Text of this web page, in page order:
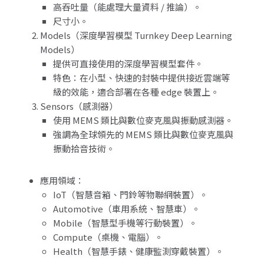
高吞吐量（能處理大量資料 / 推論）。
尺寸小。
Models（深度學習模型 Turnkey Deep Learning
Models）
提供可直接使用的深度學習模型套件。
特色：在小型、快速的封裝中提供接近雲端等
級的效能，適合部署在各種 edge 裝置上。
Sensors（感測器）
使用 MEMS 類比與數位麥克風與振動感測器。
強調為全球領先的 MEMS 類比與數位麥克風與
振動拾音技術。
應用領域：
IoT（智慧音箱、門鈴等物聯網裝置）。
Automotive（車用系統、智慧車）。
Mobile（智慧型手機等行動裝置）。
Compute（桌機、電腦）。
Health（智慧手錶、健康監測穿戴裝置）。